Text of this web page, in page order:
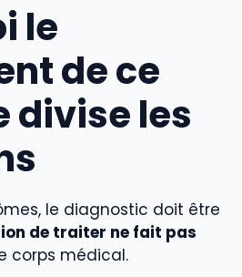
le
de ce
divise les
le diagnostic doit être
de traiter ne fait pas
corps médical.